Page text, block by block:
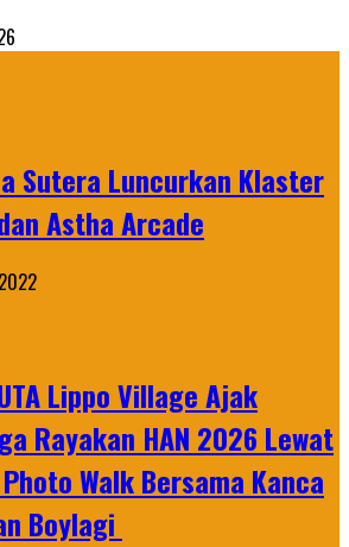
Sutera Luncurkan Klaster
Astha Arcade
Lippo Village Ajak
Rayakan HAN 2026 Lewat
Walk Bersama Kanca
Boylagi